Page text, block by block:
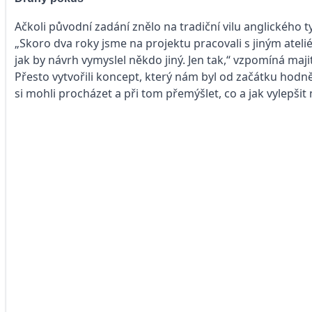
Ačkoli původní zadání znělo na tradiční vilu anglického
„Skoro dva roky jsme na projektu pracovali s jiným
jak by návrh vymyslel někdo jiný. Jen tak,“ vzpomíná
Přesto vytvořili koncept, který nám byl od začátku
si mohli procházet a při tom přemýšlet, co a jak vylepšit